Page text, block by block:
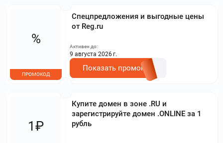
Спецпредложения и выгодные цены
от Reg.ru
%
ПРОМОКОД
Активен до:
9 августа 2026 г.
Показать промокод
Купите домен в зоне .RU и
зарегистрируйте домен .ONLINE за 1
рубль
1₽